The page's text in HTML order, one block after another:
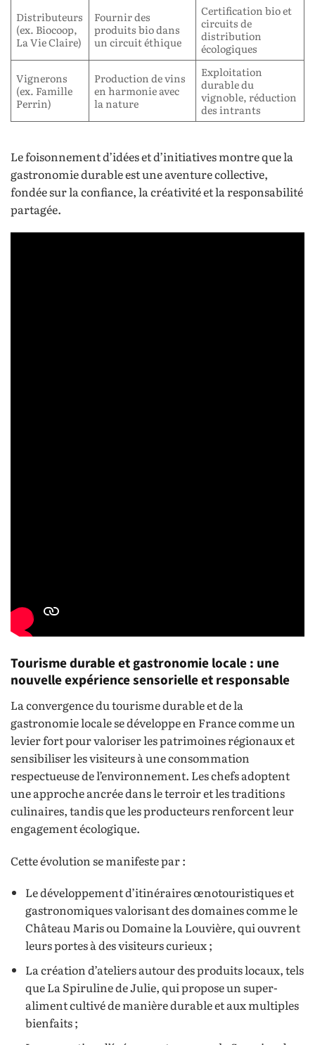
Distributeurs
(ex. Biocoop,
La Vie Claire)
Fournir des
produits bio dans
un circuit éthique
Certification bio et
circuits de
distribution
écologiques
Vignerons
(ex. Famille
Perrin)
Production de vins
en harmonie avec
la nature
Exploitation
durable du
vignoble, réduction
des intrants
Le foisonnement d’idées et d’initiatives montre que la
gastronomie durable est une aventure collective,
fondée sur la confiance, la créativité et la responsabilité
partagée.
Tourisme durable et gastronomie locale : une
nouvelle expérience sensorielle et responsable
La convergence du tourisme durable et de la
gastronomie locale se développe en France comme un
levier fort pour valoriser les patrimoines régionaux et
sensibiliser les visiteurs à une consommation
respectueuse de l’environnement. Les chefs adoptent
une approche ancrée dans le terroir et les traditions
culinaires, tandis que les producteurs renforcent leur
engagement écologique.
Cette évolution se manifeste par :
Le développement d’itinéraires œnotouristiques et
gastronomiques valorisant des domaines comme le
Château Maris ou Domaine la Louvière, qui ouvrent
leurs portes à des visiteurs curieux ;
La création d’ateliers autour des produits locaux, tels
que La Spiruline de Julie, qui propose un super-
aliment cultivé de manière durable et aux multiples
bienfaits ;